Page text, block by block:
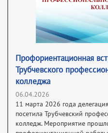
Профориентационная
Трубчевского
колледжа
06.04.2026
11 марта 2026 года
посетила Трубчевский
колледж. Мероприятие